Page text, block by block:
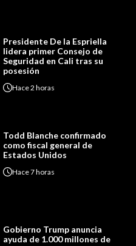
Presidente De la Espriella
lidera primer Consejo de
Seguridad en Cali tras su
posesión
Hace2 horas
Todd Blanche confirmado
como fiscal general de
Estados Unidos
Hace7 horas
Gobierno Trump anuncia
ayuda de 1.000 millones de